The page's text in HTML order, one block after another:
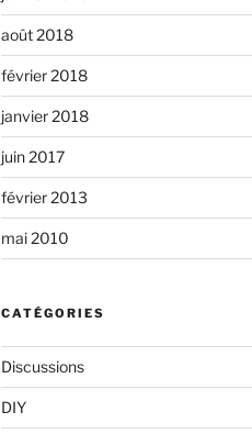
août 2018
février 2018
janvier 2018
juin 2017
février 2013
mai 2010
CATÉGORIES
Discussions
DIY